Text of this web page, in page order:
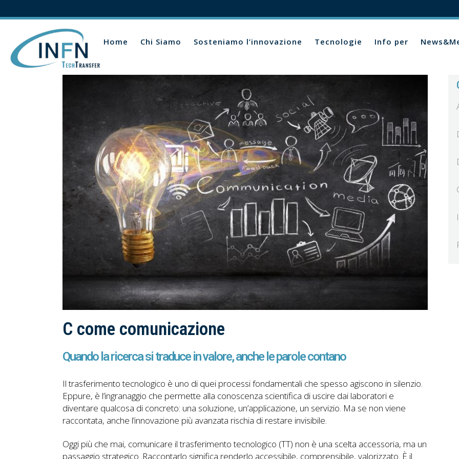
Home Chi Siamo Sosteniamo l’innovazione Tecnologie Info per
C come comunicazione
Quando la ricerca si traduce in valore, anche le parole contano
Il trasferimento tecnologico è uno di quei processi fondamentali che spesso agiscono in silenzio.
Eppure, è l’ingranaggio che permette alla conoscenza scientifica di uscire dai laboratori e
diventare qualcosa di concreto: una soluzione, un’applicazione, un servizio. Ma se non viene
raccontata, anche l’innovazione più avanzata rischia di restare invisibile.
Oggi più che mai, comunicare il trasferimento tecnologico (TT) non è una scelta accessoria, ma un
passaggio strategico. Raccontarlo significa renderlo accessibile, comprensibile, valorizzato. È il